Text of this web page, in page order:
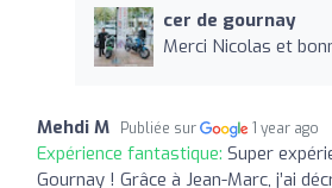
cer de gournay
Merci Nicolas et
Mehdi M Publiée sur 1 year ago
Expérience fantastique: Super
Gournay ! Grâce à Jean-Marc, j’ai